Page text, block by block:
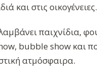
και στις οικογένειες.
παιχνίδια,
bubble show και
ατμόσφαιρα.